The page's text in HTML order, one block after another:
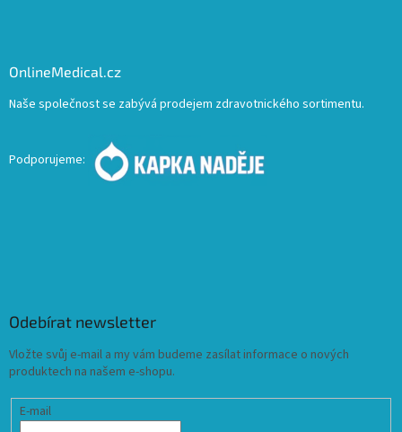
OnlineMedical.cz
Naše společnost se zabývá prodejem zdravotnického sortimentu.
Podporujeme:
Odebírat newsletter
Vložte svůj e-mail a my vám budeme zasílat informace o nových
produktech na našem e-shopu.
E-mail